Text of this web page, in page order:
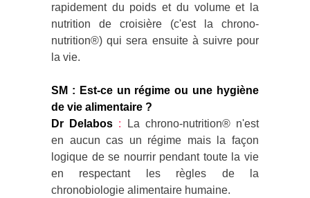
rapidement du poids et du volume et la
nutrition de croisière (c'est la chrono-
nutrition®) qui sera ensuite à suivre pour
la vie.
SM : Est-ce un régime ou une hygiène
de vie alimentaire ?
Dr Delabos :
La chrono-nutrition® n'est
en aucun cas un régime mais la façon
logique de se nourrir pendant toute la vie
en respectant les règles de la
chronobiologie alimentaire humaine.